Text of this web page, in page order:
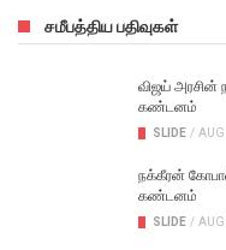
சமீபத்திய பதிவுகள்
விஜய் அரசின்
கண்டனம்
SLIDE /
நக்கீரன்
கண்டனம்
SLIDE /